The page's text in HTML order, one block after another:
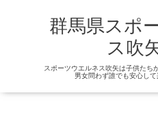
群馬県スポ
ス吹
スポーツウエルネス吹矢は子供たち
男女問わず誰でも安心して